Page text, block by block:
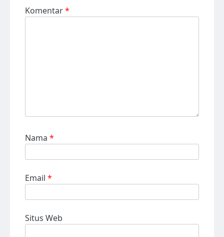
Komentar*
Nama *
Email *
Situs Web